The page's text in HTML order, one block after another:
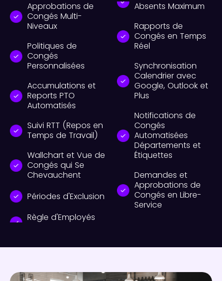
Approbations de
Congés Multi-
Niveaux
Politiques de
Congés
Personnalisées
Accumulations et
Reports PTO
Automatisés
Suivi RTT (Repos en
Temps de Travail)
Wallchart et Vue de
Congés qui Se
Chevauchent
Périodes d'Exclusion
Règle d'Employés
Absents Maximum
Rapports de
Congés en Temps
Réel
Synchronisation
Calendrier avec
Google, Outlook et
Plus
Notifications de
Congés
Automatisées
Départements et
Étiquettes
Demandes et
Approbations de
Congés en Libre-
Service